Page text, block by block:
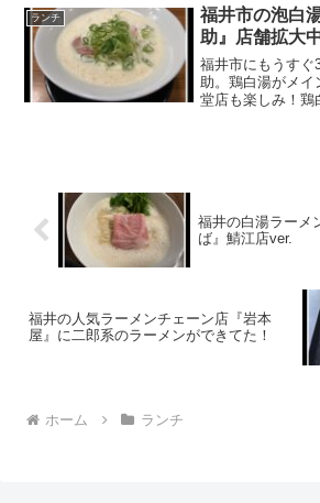
ある・チェーン店
い・こだわってい
ランチ
福井市の泡白
助』店舗拡大
福井市にもうすぐ
助。鶏白湯がメ
堂店も楽しみ！
福井の白湯ラーメ
ば』鯖江店ver.
福井の人気ラーメンチェーン店『岩本
屋』に二郎系のラーメンができてた！
ホーム ランチ